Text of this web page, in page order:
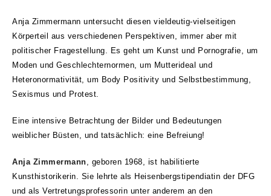
Anja Zimmermann untersucht diesen vieldeutig-vielseitigen
Körperteil aus verschiedenen Perspektiven, immer aber mit
politischer Fragestellung. Es geht um Kunst und Pornografie, um
Moden und Geschlechternormen, um Mutterideal und
Heteronormativität, um Body Positivity und Selbstbestimmung,
Sexismus und Protest.
Eine intensive Betrachtung der Bilder und Bedeutungen
weiblicher Büsten, und tatsächlich: eine Befreiung!
Anja Zimmermann, geboren 1968, ist habilitierte
Kunsthistorikerin. Sie lehrte als Heisenbergstipendiatin der DFG
und als Vertretungsprofessorin unter anderem an den